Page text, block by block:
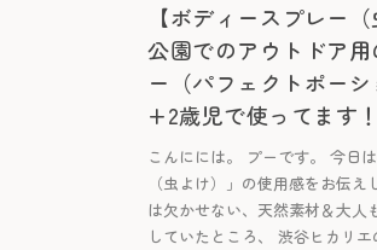
【ボディースプレー
公園でのアウトドア
ー（パフェクトポー
+2歳児で使ってます！
こんにには。 プーです。 今日
（虫よけ）」の使用感をお伝
は欠かせない、天然素材＆大人
していたところ、 渋谷ヒカリ